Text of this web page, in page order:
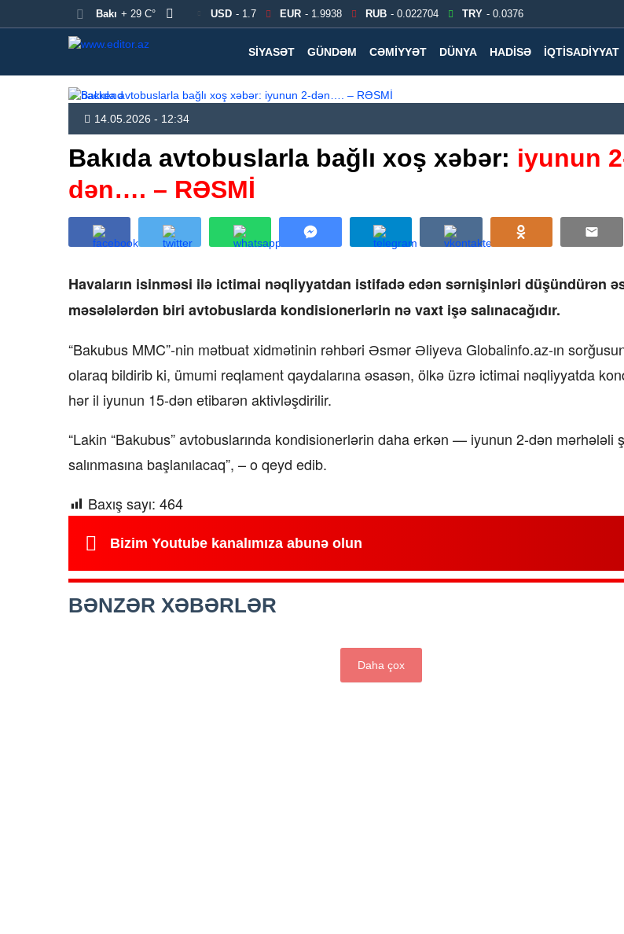
Bakı + 29 C° USD - 1.7 EUR - 1.9938 RUB - 0.022704 TRY - 0.0376
SIYASƏT GÜNDƏM CƏMIYYƏT DÜNYA HADISƏ İQTISADIYYAT
14.05.2026 - 12:34
Bakıda avtobuslarla bağlı xoş xəbər: iyunun
dən…. – RƏSMİ
Havaların isinməsi ilə ictimai nəqliyyatdan istifadə edən sərnişinləri düşündürən
məsələlərdən biri avtobuslarda kondisionerlərin nə vaxt işə salınacağıdır.
“Bakubus MMC”-nin mətbuat xidmətinin rəhbəri Əsmər Əliyeva Globalinfo.az-ın
olaraq bildirib ki, ümumi reqlament qaydalarına əsasən, ölkə üzrə ictimai nəqliyyatda
hər il iyunun 15-dən etibarən aktivləşdirilir.
“Lakin “Bakubus” avtobuslarında kondisionerlərin daha erkən — iyunun 2-dən mərhələli
salınmasına başlanılacaq”, – o qeyd edib.
Baxış sayı: 464
Bizim Youtube kanalımıza abunə olun
BƏNZƏR XƏBƏRLƏR
Daha çox